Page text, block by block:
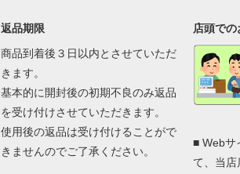
返品期限
商品到着後３日以内とさせていただ
きます。
基本的に開封後の初期不良のみ返品
を受け付けさせていただきます。
使用後の返品は受け付けることがで
きませんのでご了承ください。
店頭での
■ Webサ
て、当店